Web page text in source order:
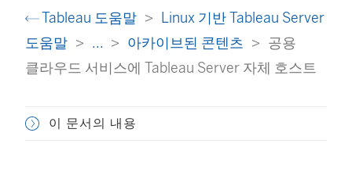
Tableau 도움말
Linux 기반 Tableau Server
도움말
... 아카이브된 콘텐츠
공용
클라우드 서비스에 Tableau Server 자체 호스트
이 문서의 내용